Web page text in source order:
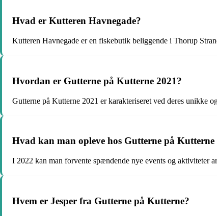
Hvad er Kutteren Havnegade?
Kutteren Havnegade er en fiskebutik beliggende i Thorup
Hvordan er Gutterne på Kutterne 2021?
Gutterne på Kutterne 2021 er karakteriseret ved deres unikke
Hvad kan man opleve hos Gutterne på Kutterne
I 2022 kan man forvente spændende nye events og aktiviteter
Hvem er Jesper fra Gutterne på Kutterne?